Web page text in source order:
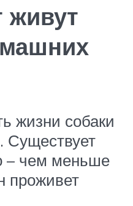
живут
жизни собаки
Существует
– чем меньше
проживет